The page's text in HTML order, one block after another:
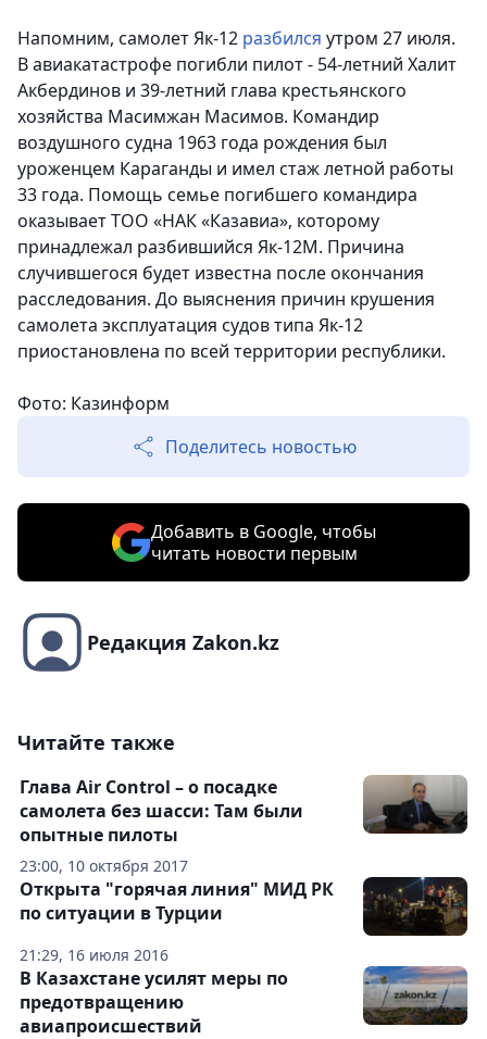
Напомним, самолет Як-12 разбился утром 27 июля.
В авиакатастрофе погибли пилот - 54-летний Халит
Акбердинов и 39-летний глава крестьянского
хозяйства Масимжан Масимов. Командир
воздушного судна 1963 года рождения был
уроженцем Караганды и имел стаж летной работы
33 года. Помощь семье погибшего командира
оказывает ТОО «НАК «Казавиа», которому
принадлежал разбившийся Як-12М. Причина
случившегося будет известна после окончания
расследования. До выяснения причин крушения
самолета эксплуатация судов типа Як-12
приостановлена по всей территории республики.
Фото: Казинформ
Поделитесь новостью
Добавить в Google, чтобы
читать новости первым
Редакция Zakon.kz
Читайте также
23:00, 10 октября 2017
Глава Air Control – о посадке
самолета без шасси: Там были
опытные пилоты
21:29, 16 июля 2016
Открыта "горячая линия" МИД РК
по ситуации в Турции
В Казахстане усилят меры по
предотвращению
авиапроисшествий